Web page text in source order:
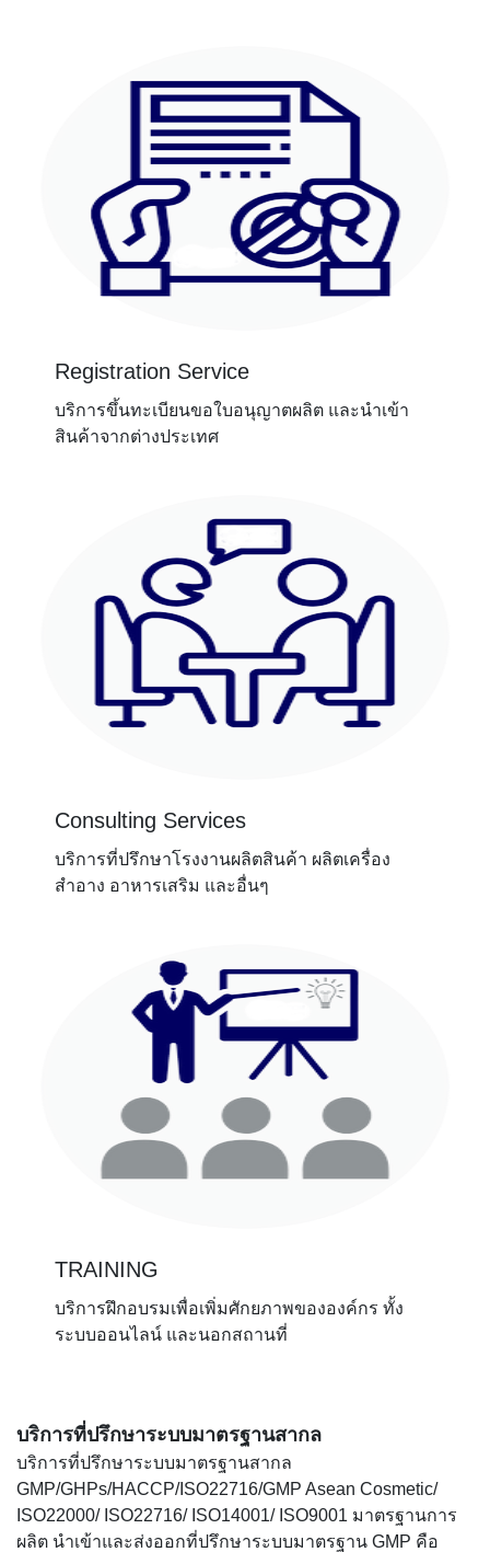
Registration Service
บริการขึ้นทะเบียนขอใบอนุญาตผลิต และนำเข้า
สินค้าจากต่างประเทศ
Consulting Services
บริการที่ปรึกษาโรงงานผลิตสินค้า ผลิตเครื่อง
สำอาง อาหารเสริม และอื่นๆ
TRAINING
บริการฝึกอบรมเพื่อเพิ่มศักยภาพขององค์กร ทั้ง
ระบบออนไลน์ และนอกสถานที่
บริการที่ปรึกษาระบบมาตรฐานสากล
บริการที่ปรึกษาระบบมาตรฐานสากล
GMP/GHPs/HACCP/ISO22716/GMP Asean Cosmetic/
ISO22000/ ISO22716/ ISO14001/ ISO9001 มาตรฐานการ
ผลิต นำเข้าและส่งออกที่ปรึกษาระบบมาตรฐาน GMP คือ